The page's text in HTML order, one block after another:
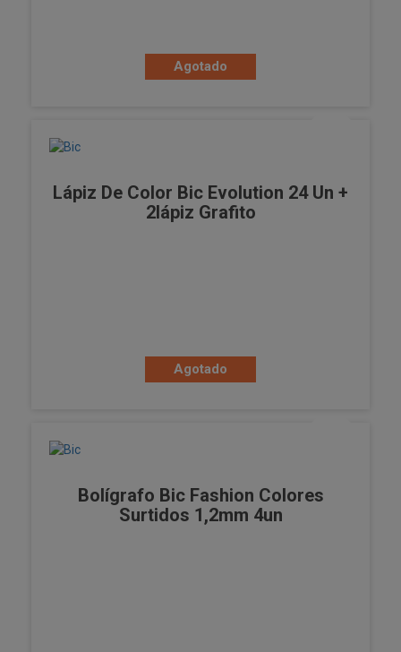
Agotado
Lápiz De Color Bic Evolution 24 Un +
2lápiz Grafito
Agotado
Bolígrafo Bic Fashion Colores
Surtidos 1,2mm 4un